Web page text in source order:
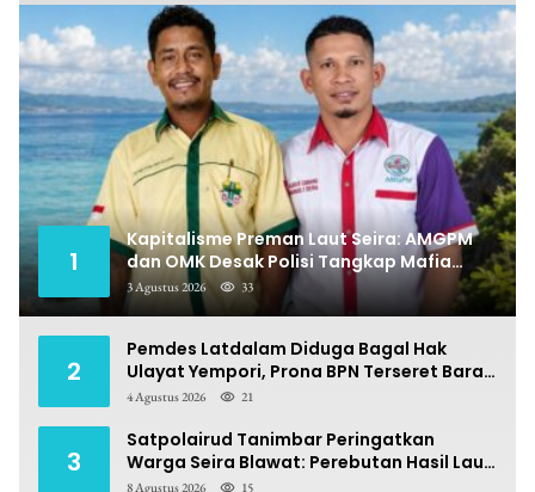
1
Kapitalisme Preman Laut Seira: AMGPM
dan OMK Desak Polisi Tangkap Mafia
Pungli
3 Agustus 2026 33
2
Pemdes Latdalam Diduga Bagal Hak
Ulayat Yempori, Prona BPN Terseret Bara
Sengketa
4 Agustus 2026 21
3
Satpolairud Tanimbar Peringatkan
Warga Seira Blawat: Perebutan Hasil Laut
Berpotensi Pidana
8 Agustus 2026 15